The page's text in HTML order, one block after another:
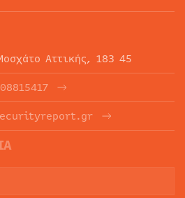
Αττικής, 183 45